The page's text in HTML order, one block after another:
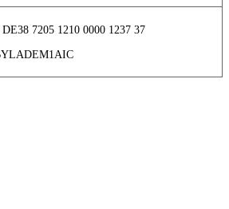
7205 1210 0000 1237 37